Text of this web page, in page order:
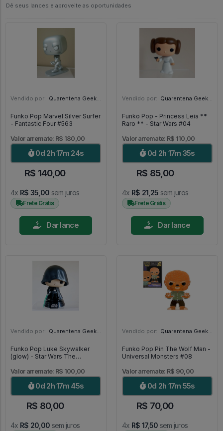
Dê seus lances e aproveite as oportunidades
Vendido por: Quarentena Geek Store - SP
Funko Pop Marvel Silver Surfer
- Fantastic Four #563
Valor arremate: R$ 180,00
0d 2h 17m 22s
R$ 140,00
4x R$ 35,00 sem juros
Frete Grátis
Dar lance
Vendido por: Quarentena Geek Store - SP
Funko Pop - Princess Leia **
Raro ** - Star Wars #04
Valor arremate: R$ 110,00
0d 2h 17m 33s
R$ 85,00
4x R$ 21,25 sem juros
Frete Grátis
Dar lance
Vendido por: Quarentena Geek Store - SP
Funko Pop Luke Skywalker
(glow) - Star Wars The
Valor arremate: R$ 100,00
0d 2h 17m 43s
R$ 80,00
4x R$ 20,00 sem juros
Vendido por: Quarentena Geek Store - SP
Funko Pop Pin The Wolf Man -
Universal Monsters #08
Valor arremate: R$ 90,00
0d 2h 17m 53s
R$ 70,00
4x R$ 17,50 sem juros